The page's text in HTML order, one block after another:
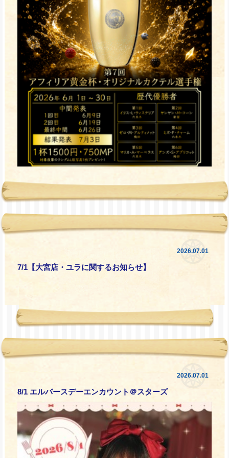
2026.07.01
7/1【大宮店・ユラに関するお知らせ】
2026.07.01
8/1 エルバースデーエンカウント＠スターズ